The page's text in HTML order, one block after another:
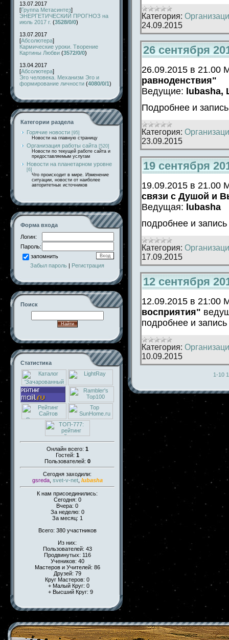
13.07.2017
[Группа Метасинтез]
ЭНЕРГЕТИЧЕСКИЙ ПРОГНОЗ на
июль 2017 г. (3528/0/0)
13.07.2017
[Абсолютера]
Кармические уроки. Творение
Картины Любви (3572/0/0)
13.04.2017
[Абсолютера]
Эго человека. Механизм Эго и
формирование личности (4080/0/1)
Категории раздела
Горячие новости [95]
Новости на главную страницу
Организация работы сайта [520]
Новости по текущей работе сайта и
предоставляемым услугам
Новости на планетарном уровне
[6]
Что происходит в мире. Изменение
ситуации, новости от наиболее
авторитетных источников
Форма входа
Логин:
Пароль:
запомнить
Забыл пароль | Регистрация
Поиск
Статистика
Онлайн всего: 1
Гостей: 1
Пользователей: 0
Сегодня заходили:
gsreda, svet-v-net, lubasha
К нам присоединились:
Сегодня: 0
Вчера: 0
За неделю: 0
За месяц: 1
Всего: 380 участников
Из них:
Пользователей: 43
Продвинутых: 116
Учеников: 40
Мастеров и Учителей: 86
Друзей: 79
Круг Мастеров: 0
+ Малый Круг: 0
+ Высший Круг: 9
Категория:
24.09.2015
26 сентября
26.09.2015 в 21.00
равноденствия"
Ведущие: lubasha,
Подробнее и
Категория:
23.09.2015
19 сентября
19.09.2015 в 21.00
связи с Душой и
Ведущая: lubasha
подробнее и
Категория:
17.09.2015
12 сентября
12.09.2015 в 21:00
восприятия"
подробнее и
Категория:
10.09.2015
1-10